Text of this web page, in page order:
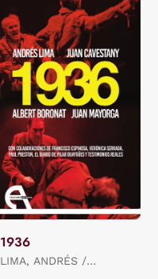
1936
LIMA, ANDRÉS /